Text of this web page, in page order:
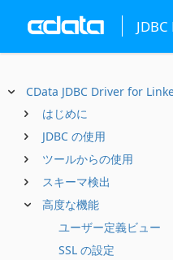
CData JDBC Driver for
はじめに
JDBC の使用
ツールからの使用
スキーマ検出
高度な機能
ユーザー定義ビュー
SSL の設定